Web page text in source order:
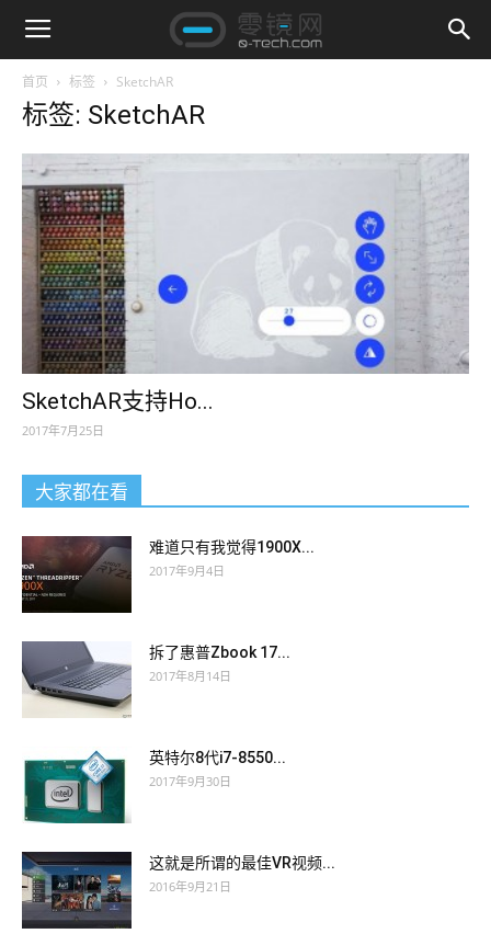
首页 标签 SketchAR
标签: SketchAR
SketchAR支持Ho...
2017年7月25日
大家都在看
难道只有我觉得1900X...
2017年9月4日
拆了惠普Zbook 17...
2017年8月14日
英特尔8代i7-8550...
2017年9月30日
这就是所谓的最佳VR视频...
2016年9月21日